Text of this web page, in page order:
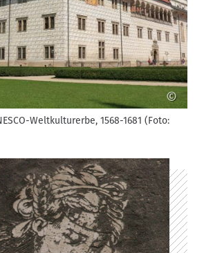
©
Weltkulturerbe, 1568-1681 (Foto: